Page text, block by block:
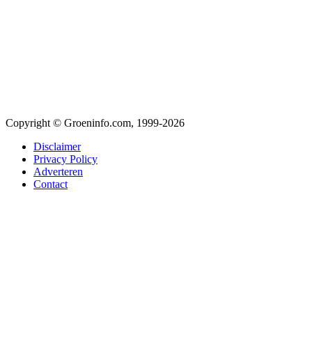
Copyright © Groeninfo.com, 1999-2026
Disclaimer
Privacy Policy
Adverteren
Contact